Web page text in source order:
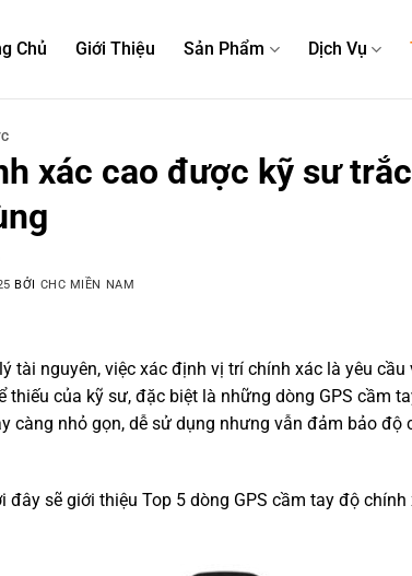
Chủ Giới Thiệu Sản Phẩm Dịch Vụ
xác cao được kỹ sư
BỞI CHC MIỀN NAM
tài nguyên, việc xác định vị trí chính xác là yêu cầu
của kỹ sư, đặc biệt là những dòng GPS cầm
càng nhỏ gọn, dễ sử dụng nhưng vẫn đảm bảo độ
sẽ giới thiệu Top 5 dòng GPS cầm tay độ chính